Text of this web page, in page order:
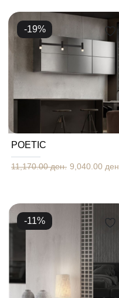
-19%
POETIC
11,170.00 ден. 9,040.00 ден.
-11%